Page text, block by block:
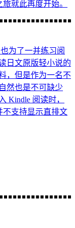
就此再度开始。
为了一并练习阅
日文原版轻小说的
，但是作为一名不
然也是不可缺少
Kindle 阅读时，
不支持显示直排文